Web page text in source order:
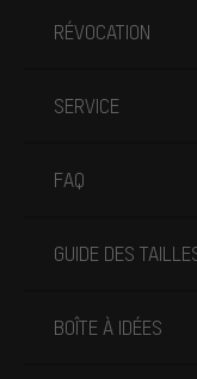
RÉVOCATION
SERVICE
FAQ
GUIDE DES
BOÎTE À IDÉES